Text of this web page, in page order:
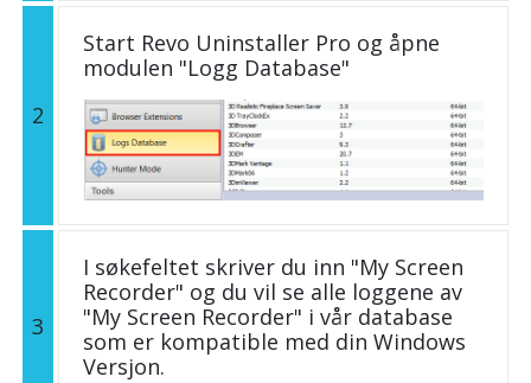
2
Start Revo Uninstaller Pro og åpne
modulen "Logg Database"
3
I søkefeltet skriver du inn "My Screen
Recorder" og du vil se alle loggene av
"My Screen Recorder" i vår database
som er kompatible med din Windows
Versjon.